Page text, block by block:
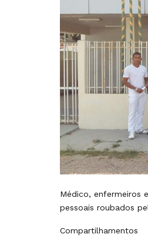
Médico, enfermeiros
pessoais roubados
Compartilhamentos